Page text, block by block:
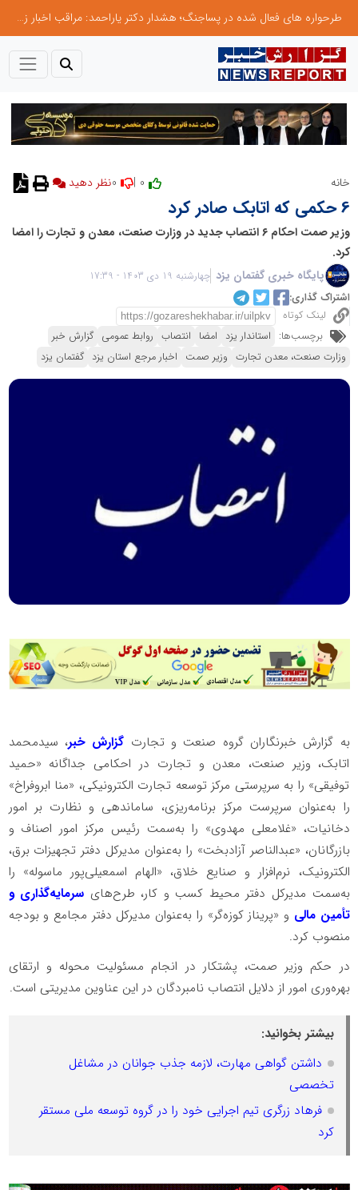
طرحواره های فعال شده در پساجنگ؛ هشدار دکتر یاراحمد: مراقب اخبار زرد و واکنش های هیجانی باشید
خانه
6 حکمی که اتابک صادر کرد
وزیر صمت احکام ۶ انتصاب جدید در وزارت صنعت، معدن و تجارت را امضا
کرد.
پایگاه خبری گفتمان یزد چهارشنبه 19 دی 1403 - 17:39
اشتراک گذاری:
لینک کوتاه
برچسب‌ها: استاندار یزد امضا انتصاب روابط عمومی گزارش خبر
وزارت صنعت، معدن تجارت وزیر صمت اخبار مرجع استان یزد گفتمان یزد
به گزارش خبرنگاران گروه صنعت و تجارت گزارش خبر، سیدمحمد
اتابک، وزیر صنعت، معدن و تجارت در احکامی جداگانه «حمید
توفیقی» را به سرپرستی مرکز توسعه تجارت الکترونیکی، «منا ابروفراخ»
را به‌عنوان سرپرست مرکز برنامه‌ریزی، ساماندهی و نظارت بر امور
دخانیات، «غلامعلی مهدوی» را به‌سمت رئیس مرکز امور اصناف و
بازرگانان، «عبدالناصر آزادبخت» را به‌عنوان مدیرکل دفتر تجهیزات برق،
الکترونیک، نرم‌افزار و صنایع خلاق، «الهام اسمعیلی‌پور ماسوله» را
به‌سمت مدیرکل دفتر محیط کسب و کار، طرح‌های سرمایه‌گذاری و
تأمین مالی و «پریناز کوزه‌گر» را به‌عنوان مدیرکل دفتر مجامع و بودجه
منصوب کرد.
در حکم وزیر صمت، پشتکار در انجام مسئولیت محوله و ارتقای
بهره‌وری امور از دلایل انتصاب نامبردگان در این عناوین مدیریتی است.
بیشتر بخوانید:
داشتن گواهی مهارت، لازمه‌ جذب جوانان در مشاغل
تخصصی
فرهاد زرگری تیم اجرایی خود را در گروه توسعه ملی مستقر
کرد